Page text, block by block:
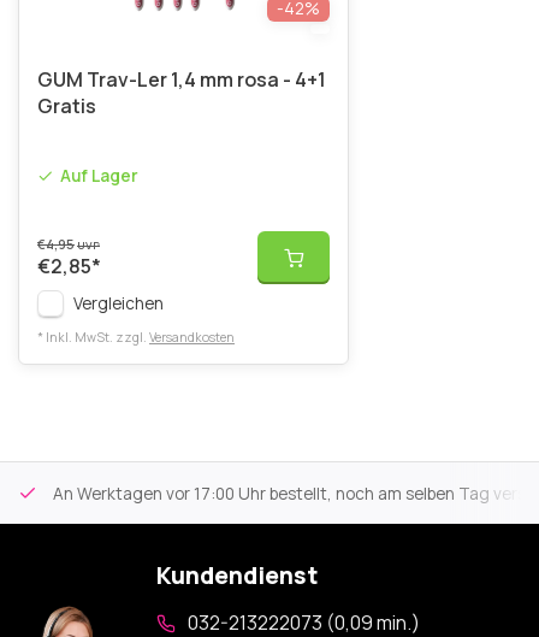
-42%
GUM Trav-Ler 1,4 mm rosa - 4+1
Gratis
Auf Lager
€4,95UVP
€2,85*
Vergleichen
* Inkl. MwSt. zzgl. Versandkosten
An Werktagen vor 17:00 Uhr bestellt, noch am selben Tag
Kundendienst
032-213222073 (0,09 min.)